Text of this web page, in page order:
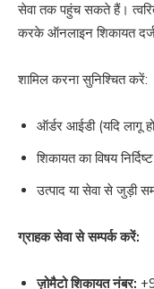
सेवा तक पहुंच सकते हैं।
करके ऑनलाइन शिकायत
शामिल करना सुनिश्चित करें:
ऑर्डर आईडी (यदि लागू
शिकायत का विषय
उत्पाद या सेवा से जुड़ी
ग्राहक सेवा से सम्पर्क करें:
ज़ोमैटो शिकायत नंबर: